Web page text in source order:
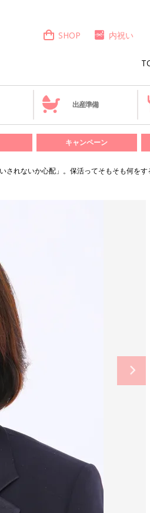
SHOP 内祝い
出産準備
キャンペーン
されないか心配」。保活ってそもそも何を